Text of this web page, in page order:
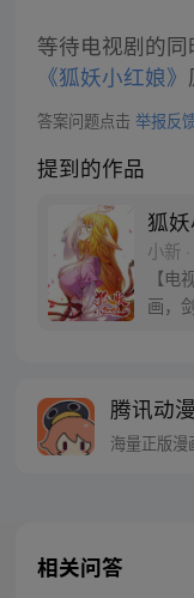
等待电视剧的
《狐妖小红娘》
答案问题点击 举报反
提到的作品
狐
小新
【
画，
腾讯动
海量正版漫
相关问答